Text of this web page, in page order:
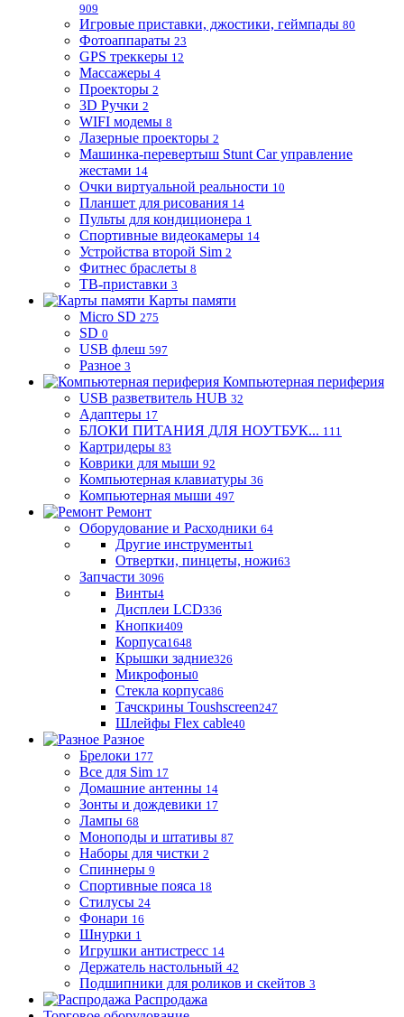
909
Игровые приставки, джостики, геймпады 80
Фотоаппараты 23
GPS треккеры 12
Массажеры 4
Проекторы 2
3D Ручки 2
WIFI модемы 8
Лазерные проекторы 2
Машинка-перевертыш Stunt Car управление
жестами 14
Очки виртуальной реальности 10
Планшет для рисования 14
Пульты для кондиционера 1
Спортивные видеокамеры 14
Устройства второй Sim 2
Фитнес браслеты 8
ТВ-приставки 3
Карты памяти
Micro SD 275
SD 0
USB флеш 597
Разное 3
Компьютерная периферия
USB разветвитель HUB 32
Адаптеры 17
БЛОКИ ПИТАНИЯ ДЛЯ НОУТБУК... 111
Картридеры 83
Коврики для мыши 92
Компьютерная клавиатуры 36
Компьютерная мыши 497
Ремонт
Оборудование и Расходники 64
Другие инструменты1
Отвертки, пинцеты, ножи63
Запчасти 3096
Винты4
Дисплеи LCD336
Кнопки409
Корпуса1648
Крышки задние326
Микрофоны0
Стекла корпуса86
Тачскрины Toushscreen247
Шлейфы Flex cable40
Разное
Брелоки 177
Все для Sim 17
Домашние антенны 14
Зонты и дождевики 17
Лампы 68
Моноподы и штативы 87
Наборы для чистки 2
Спиннеры 9
Спортивные пояса 18
Стилусы 24
Фонари 16
Шнурки 1
Игрушки антистресс 14
Держатель настольный 42
Подшипники для роликов и скейтов 3
Распродажа